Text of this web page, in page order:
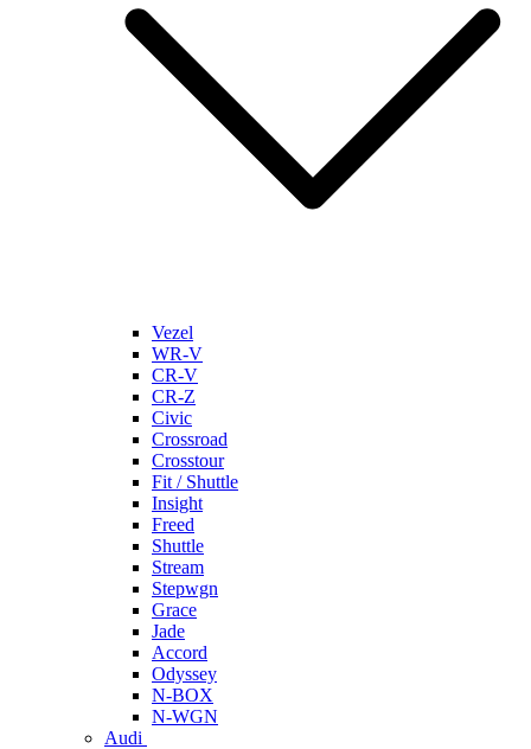
Vezel
WR-V
CR-V
CR-Z
Civic
Crossroad
Crosstour
Fit / Shuttle
Insight
Freed
Shuttle
Stream
Stepwgn
Grace
Jade
Accord
Odyssey
N-BOX
N-WGN
Audi